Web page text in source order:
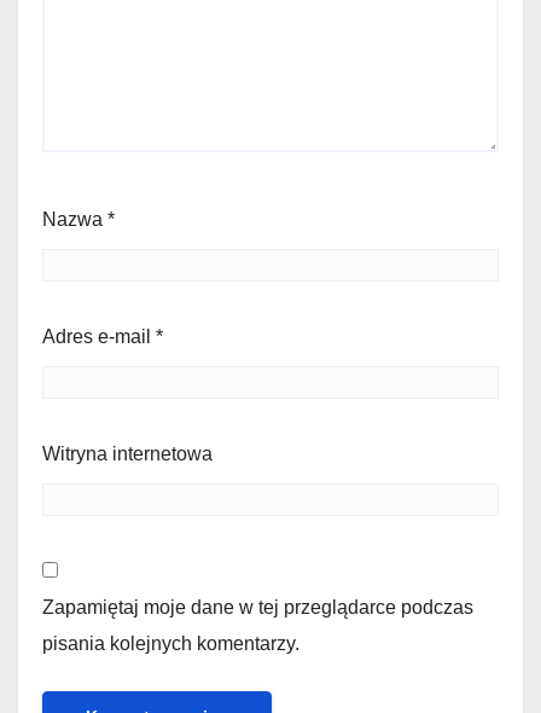
Nazwa *
Adres e-mail *
Witryna internetowa
Zapamiętaj moje dane w tej przeglądarce podczas
pisania kolejnych komentarzy.